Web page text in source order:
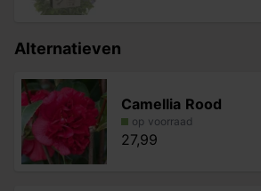
Alternatieven
Camellia Rood
op voorraad
27,99